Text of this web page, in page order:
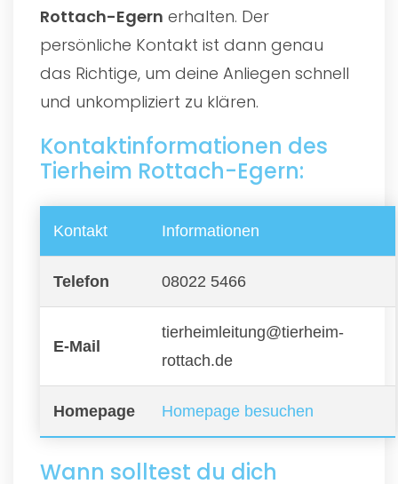
Rottach-Egern erhalten. Der
persönliche Kontakt ist dann genau
das Richtige, um deine Anliegen schnell
und unkompliziert zu klären.
Kontaktinformationen des
Tierheim Rottach-Egern:
Kontakt Informationen
Telefon 08022 5466
E-Mail
tierheimleitung@tierheim-
rottach.de
Homepage Homepage besuchen
Wann solltest du dich